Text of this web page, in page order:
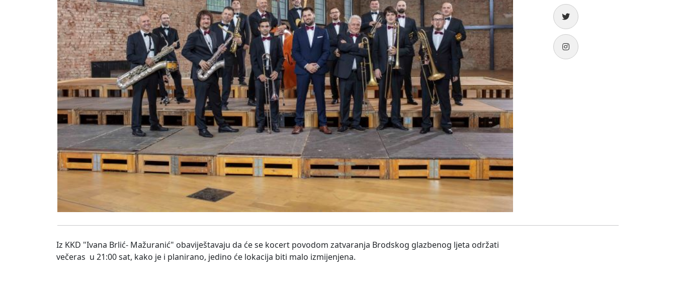
Iz KKD "Ivana Brlić- Mažuranić" obaviještavaju da će se kocert povodom zatvaranja Brodskog glazbenog ljeta održati
večeras u 21:00 sat, kako je i planirano, jedino će lokacija biti malo izmijenjena.